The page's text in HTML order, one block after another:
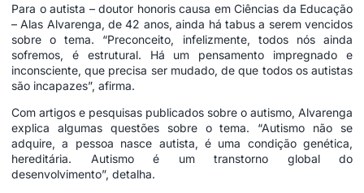
Para o autista – doutor honoris causa em Ciências da Educação
– Alas Alvarenga, de 42 anos, ainda há tabus a serem vencidos
sobre o tema. “Preconceito, infelizmente, todos nós ainda
sofremos, é estrutural. Há um pensamento impregnado e
inconsciente, que precisa ser mudado, de que todos os autistas
são incapazes”, afirma.
Com artigos e pesquisas publicados sobre o autismo, Alvarenga
explica algumas questões sobre o tema. “Autismo não se
adquire, a pessoa nasce autista, é uma condição genética,
hereditária. Autismo é um transtorno global do
desenvolvimento”, detalha.